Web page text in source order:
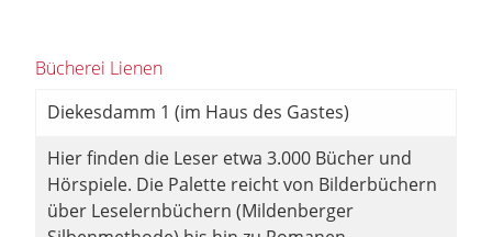
Bücherei Lienen
Diekesdamm 1 (im Haus des Gastes)
Hier finden die Leser etwa 3.000 Bücher und
Hörspiele. Die Palette reicht von Bilderbüchern
über Leselernbüchern (Mildenberger